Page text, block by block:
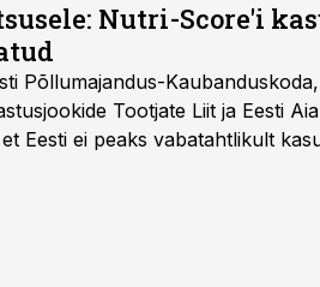
Nutri-Score'i
Põllumajandus-
Tootjate Liit ja Eesti
Eesti ei peaks vabatahtlikult